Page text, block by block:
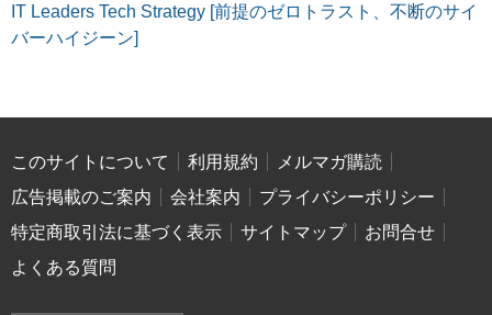
IT Leaders Tech Strategy [前提のゼロトラスト、不断のサイ
バーハイジーン]
このサイトについて 利用規約
メルマガ購読
広告掲載のご案内
会社案内
プライバシーポリシー
特定商取引法に基づく表示
サイトマップ
お問合せ
よくある質問